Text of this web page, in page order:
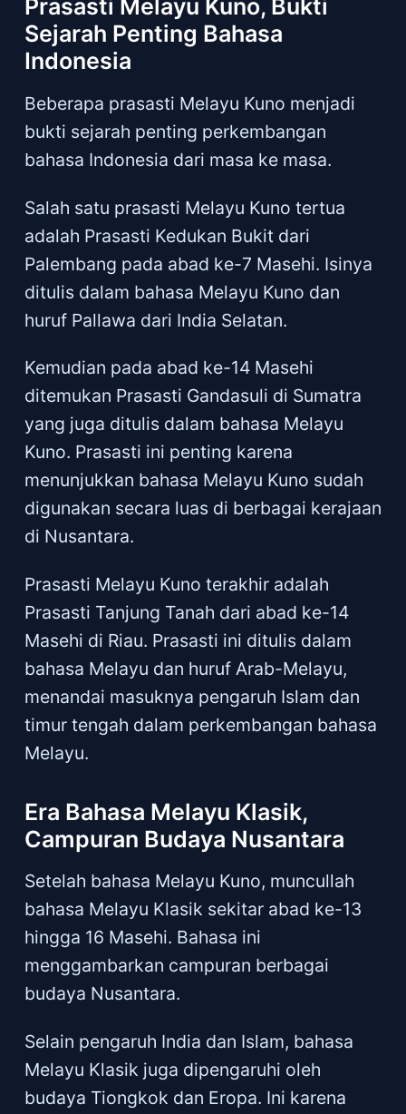
Prasasti Melayu Kuno, Bukti
Sejarah Penting Bahasa
Indonesia
Beberapa prasasti Melayu Kuno menjadi
bukti sejarah penting perkembangan
bahasa Indonesia dari masa ke masa.
Salah satu prasasti Melayu Kuno tertua
adalah Prasasti Kedukan Bukit dari
Palembang pada abad ke-7 Masehi. Isinya
ditulis dalam bahasa Melayu Kuno dan
huruf Pallawa dari India Selatan.
Kemudian pada abad ke-14 Masehi
ditemukan Prasasti Gandasuli di Sumatra
yang juga ditulis dalam bahasa Melayu
Kuno. Prasasti ini penting karena
menunjukkan bahasa Melayu Kuno sudah
digunakan secara luas di berbagai kerajaan
di Nusantara.
Prasasti Melayu Kuno terakhir adalah
Prasasti Tanjung Tanah dari abad ke-14
Masehi di Riau. Prasasti ini ditulis dalam
bahasa Melayu dan huruf Arab-Melayu,
menandai masuknya pengaruh Islam dan
timur tengah dalam perkembangan bahasa
Melayu.
Era Bahasa Melayu Klasik,
Campuran Budaya Nusantara
Setelah bahasa Melayu Kuno, muncullah
bahasa Melayu Klasik sekitar abad ke-13
hingga 16 Masehi. Bahasa ini
menggambarkan campuran berbagai
budaya Nusantara.
Selain pengaruh India dan Islam, bahasa
Melayu Klasik juga dipengaruhi oleh
budaya Tiongkok dan Eropa. Ini karena